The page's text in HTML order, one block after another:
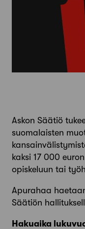
Askon Säätiö
suomalaisten
kaksi 17 000
opiskeluun tai
Apurahaa
Säätiön
Hakuaika